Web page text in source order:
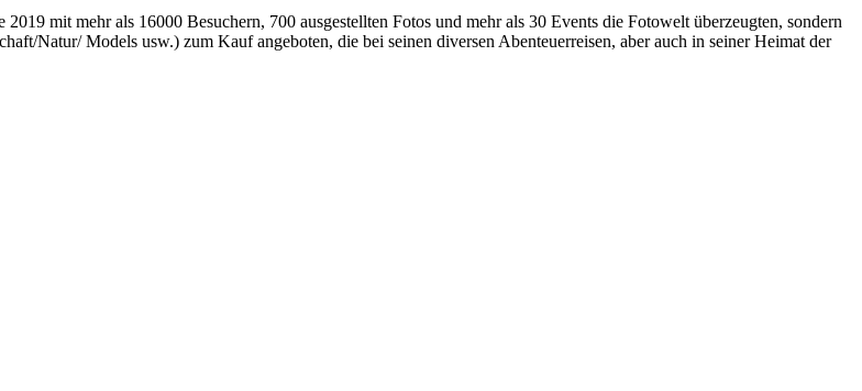
mit mehr als 16000 Besuchern, 700 ausgestellten Fotos und mehr als 30 Events die Fotowelt überzeugten, sondern
Natur/ Models usw.) zum Kauf angeboten, die bei seinen diversen Abenteuerreisen, aber auch in seiner Heimat der